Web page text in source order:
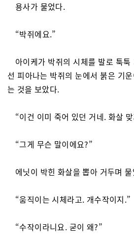
용사가 물었다.
“박쥐에요.”
아이케가 박쥐의 시체를 발로 툭
선 피아나는 박쥐의 눈에서 붉은 기
는 것을 보았다.
“이건 이미 죽어 있던 거네. 화살
“그게 무슨 말이에요?”
에닛이 박힌 화살을 뽑아 거두며
“움직이는 시체라고. 개수작이지.”
“수작이라니요. 굳이 왜?”